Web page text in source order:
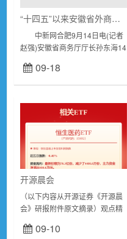
“十四五”以来安徽省外商直接投资年均增长11.9%
中新网合肥9月14日电(记者
赵强)安徽省商务厅厅长孙东海14
直接投资年均增长11.9%，高于
全国7.7个百分点。...
09-18
开源晨会
（以下内容从开源证券《开源晨
会》研报附件原文摘录）观点精
侧行情注重应对，重点关注回售
09-10